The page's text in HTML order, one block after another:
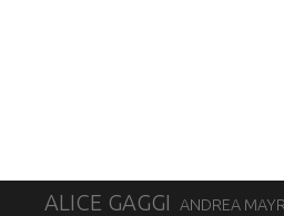
ALICE GAGGI ANDREA MAYR